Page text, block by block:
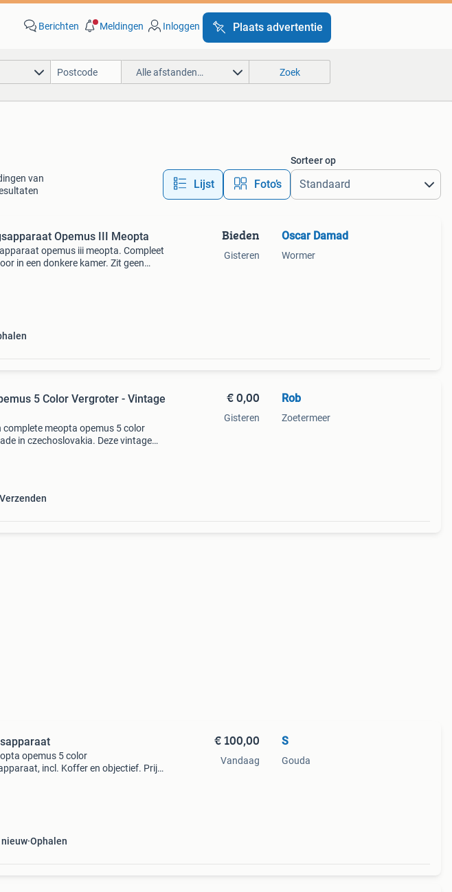
Berichten Meldingen Inloggen Plaats advertentie
Alle afstanden… Zoek
van
Lijst Foto’s
Sorteer op
Opemus III Meopta
opemus iii meopta. Compleet
in een donkere kamer. Zit geen
Bieden
Gisteren
Oscar Damad
Wormer
5 Color Vergroter - Vintage
complete meopta opemus 5 color
in czechoslovakia. Deze vintage
€ 0,00
Gisteren
Rob
Zoetermeer
opemus 5 color
incl. Koffer en objectief. Prijs:
nieuw Ophalen
€ 100,00
Vandaag
S
Gouda